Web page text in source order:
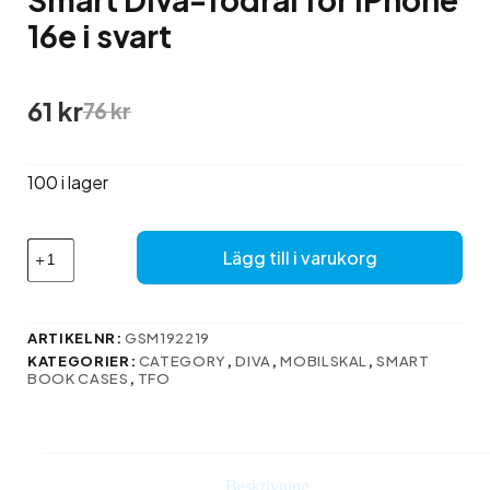
16e i svart
76kr
Det
ursprungliga
var:
61 krDet
nuvarande
är:
100 i lager
Smart
Diva-
fodral
iPhone
i
Lägg till i varukorg
ARTIKELNR:GSM192219
KATEGORIER: CATEGORY ,DIVA ,MOBILSKAL ,SMART
BOOK CASES , TFO
Beskrivning